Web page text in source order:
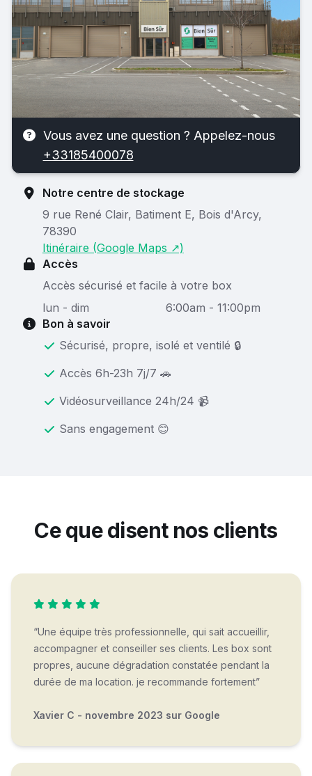
Vous avez une question ? Appelez-nous
+33185400078
Notre centre de stockage
9 rue René Clair, Batiment E, Bois d'Arcy,
78390
Itinéraire (Google Maps ↗)
Accès
Accès sécurisé et facile à votre box
lun - dim
6:00am - 11:00pm
Bon à savoir
Sécurisé, propre, isolé et ventilé 🔒
Accès 6h-23h 7j/7 🚗
Vidéosurveillance 24h/24 📹
Sans engagement 😊
Ce que disent nos clients
“Une équipe très professionnelle, qui sait accueillir,
accompagner et conseiller ses clients. Les box sont
propres, aucune dégradation constatée pendant la
durée de ma location. je recommande fortement”
Xavier C - novembre 2023 sur Google